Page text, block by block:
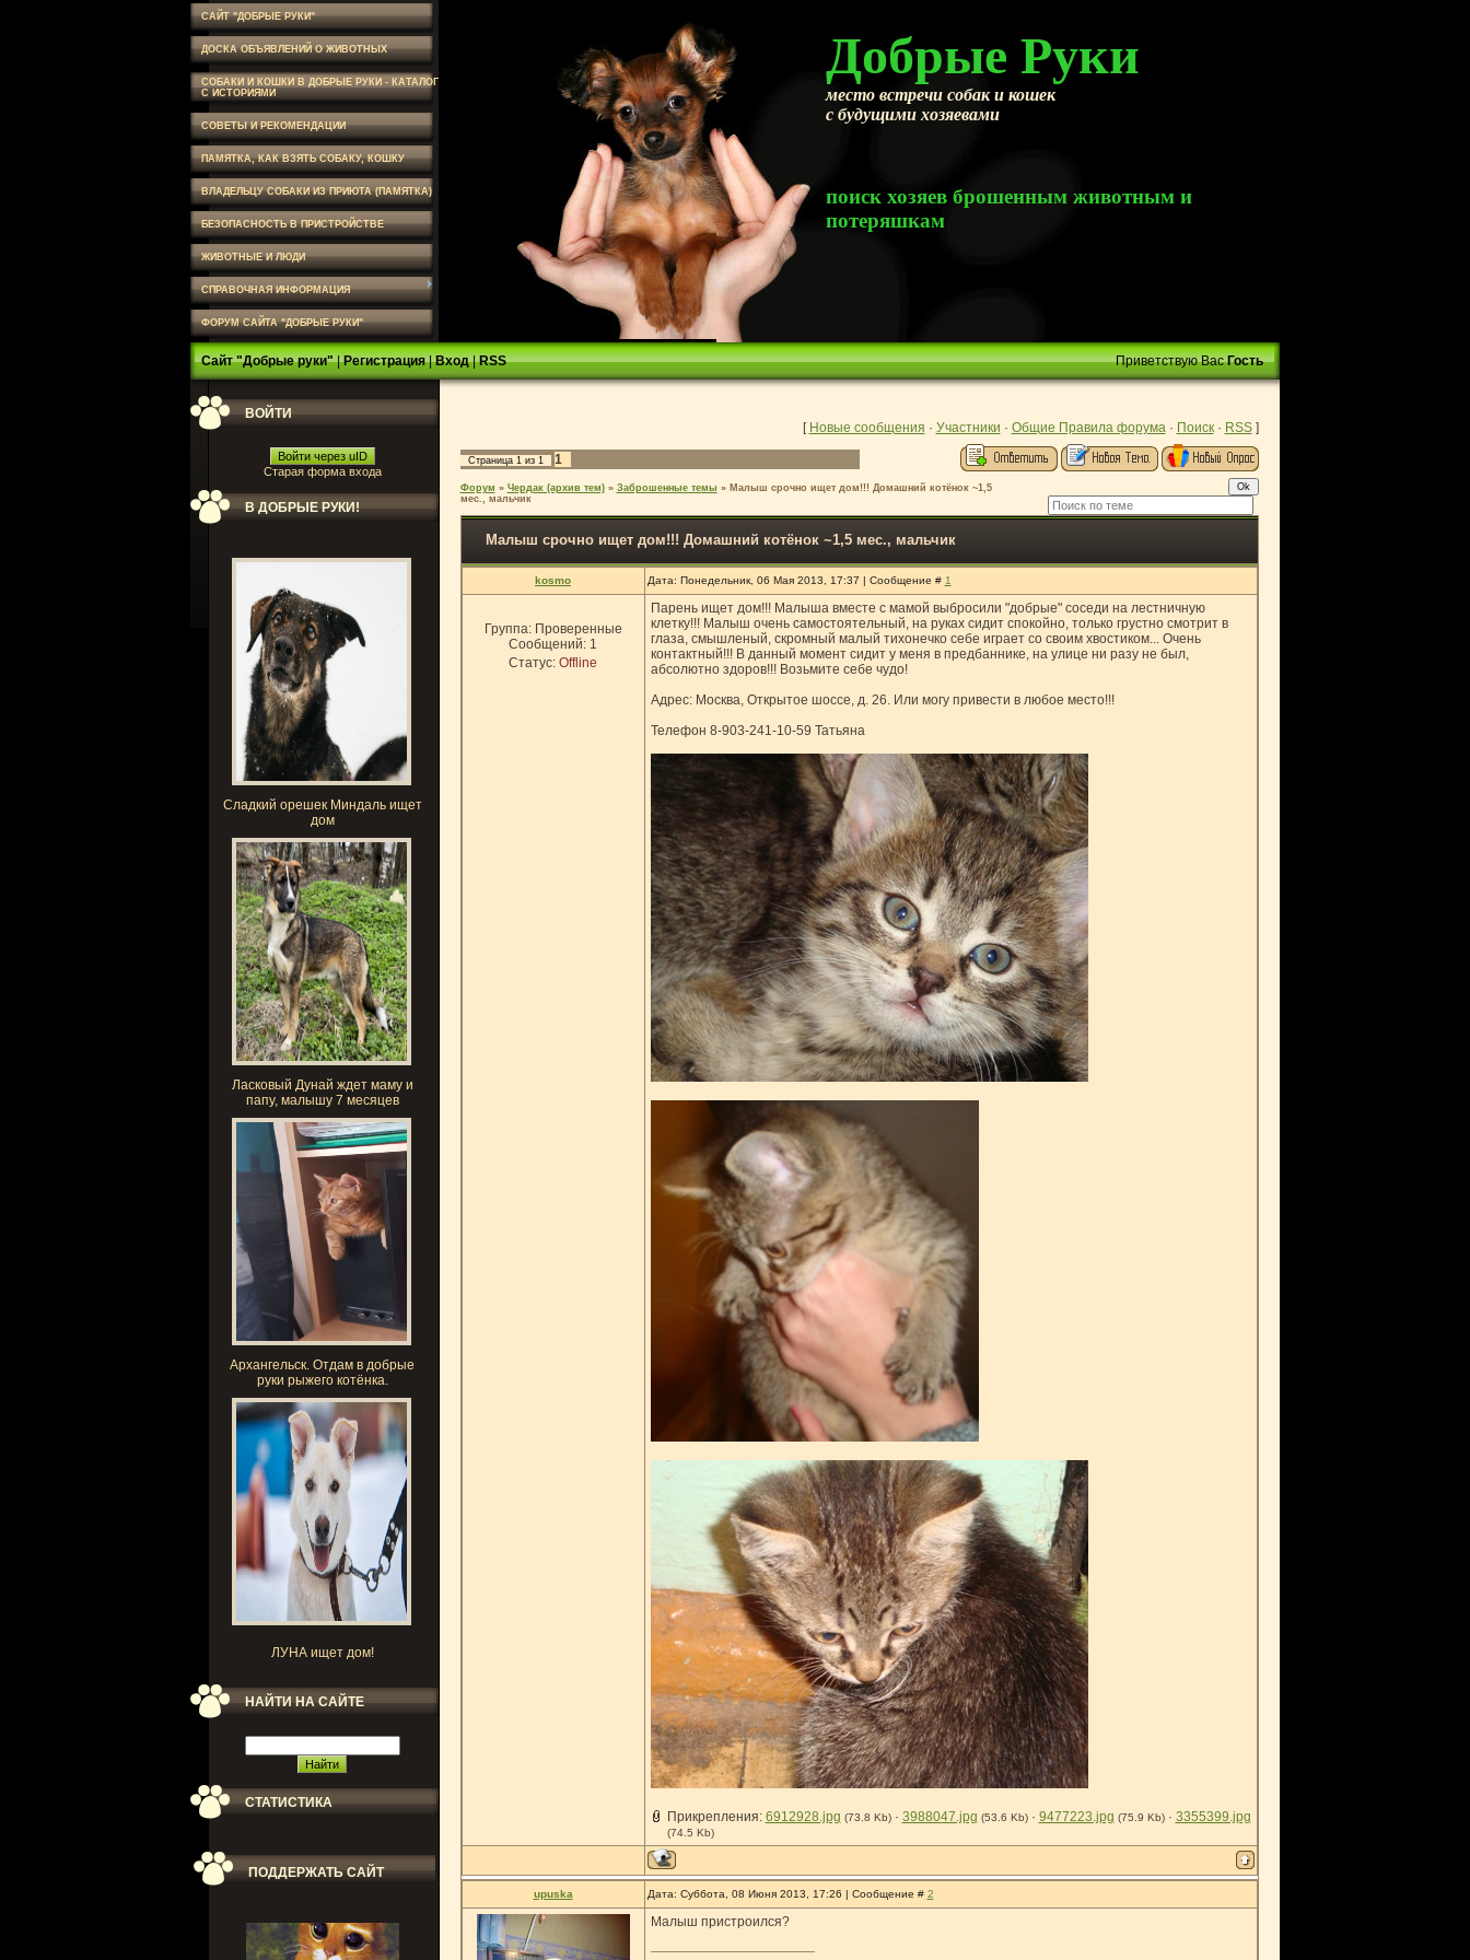
САЙТ "ДОБРЫЕ РУКИ"
ДОСКА ОБЪЯВЛЕНИЙ О ЖИВОТНЫХ
СОБАКИ И КОШКИ В ДОБРЫЕ РУКИ - КАТАЛОГ
С ИСТОРИЯМИ
СОВЕТЫ И РЕКОМЕНДАЦИИ
ПАМЯТКА, КАК ВЗЯТЬ СОБАКУ, КОШКУ
ВЛАДЕЛЬЦУ СОБАКИ ИЗ ПРИЮТА (ПАМЯТКА)
БЕЗОПАСНОСТЬ В ПРИСТРОЙСТВЕ
ЖИВОТНЫЕ И ЛЮДИ
СПРАВОЧНАЯ ИНФОРМАЦИЯ
ФОРУМ САЙТА "ДОБРЫЕ РУКИ"
Добрые Руки
место встречи собак и кошек
с будущими хозяевами
поиск хозяев брошенным животным и
потеряшкам
Сайт "Добрые руки"|Регистрация|Вход|RSS Приветствую Вас Гость
ВОЙТИ
Войти через uID
Старая форма входа
В ДОБРЫЕ РУКИ!
Сладкий орешек Миндаль ищет
дом
Ласковый Дунай ждет маму и
папу, малышу 7 месяцев
Архангельск. Отдам в добрые
руки рыжего котёнка.
ЛУНА ищет дом!
НАЙТИ НА САЙТЕ
СТАТИСТИКА
ПОДДЕРЖАТЬ САЙТ
[ Новые сообщения · Участники · Общие Правила форума· Поиск· RSS]
Страница 1из 1 1
Форум » Чердак (архив тем) » Заброшенные темы » Малыш срочно ищет дом!!! Домашний котёнок ~1,5
мес., мальчик
Малыш срочно ищет дом!!! Домашний котёнок ~1,5 мес., мальчик
kosmo Дата: Понедельник, 06 Мая 2013, 17:37 | Сообщение # 1
Группа: Проверенные
Сообщений: 1
Статус: Offline
Парень ищет дом!!! Малыша вместе с мамой выбросили "добрые" соседи на лестничную
клетку!!! Малыш очень самостоятельный, на руках сидит спокойно, только грустно смотрит в
глаза, смышленый, скромный малый тихонечко себе играет со своим хвостиком... Очень
контактный!!! В данный момент сидит у меня в предбаннике, на улице ни разу не был,
абсолютно здоров!!! Возьмите себе чудо!
Адрес: Москва, Открытое шоссе, д. 26. Или могу привести в любое место!!!
Телефон 8-903-241-10-59 Татьяна
Прикрепления: 6912928.jpg (73.8 Kb) · 3988047.jpg (53.6 Kb) · 9477223.jpg (75.9 Kb) · 3355399.jpg
(74.5 Kb)
upuska Дата: Суббота, 08 Июня 2013, 17:26 | Сообщение # 2
Малыш пристроился?